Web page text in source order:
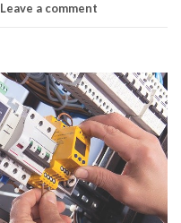
Leave a comment